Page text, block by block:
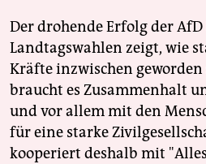
Der drohende Erfolg der
Landtagswahlen zeigt, wie
Kräfte inzwischen geworden
braucht es Zusammenhalt
und vor allem mit den
für eine starke
kooperiert deshalb mit